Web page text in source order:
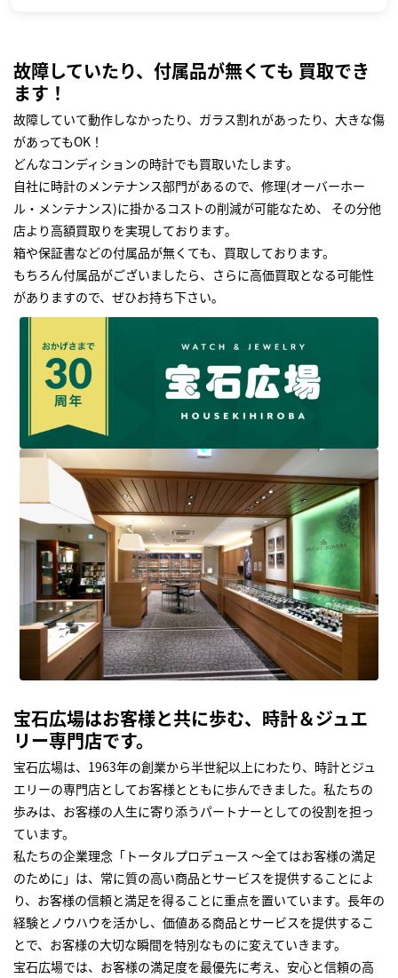
故障していたり、付属品が無くても 買取でき
ます！
故障していて動作しなかったり、ガラス割れがあったり、大きな傷
があってもOK！
どんなコンディションの時計でも買取いたします｡
自社に時計のメンテナンス部門があるので、修理(オーバーホー
ル・メンテナンス)に掛かるコストの削減が可能なため、 その分他
店より高額買取りを実現しております｡
箱や保証書などの付属品が無くても、買取しております。
もちろん付属品がございましたら、さらに高価買取となる可能性
がありますので、ぜひお持ち下さい｡
宝石広場はお客様と共に歩む、時計＆ジュエ
リー専門店です。
宝石広場は、1963年の創業から半世紀以上にわたり、時計とジュ
エリーの専門店としてお客様とともに歩んできました。私たちの
歩みは、お客様の人生に寄り添うパートナーとしての役割を担っ
ています。
私たちの企業理念「トータルプロデュース ～全てはお客様の満足
のために」は、常に質の高い商品とサービスを提供することによ
り、お客様の信頼と満足を得ることに重点を置いています。長年の
経験とノウハウを活かし、価値ある商品とサービスを提供するこ
とで、お客様の大切な瞬間を特別なものに変えていきます。
宝石広場では、お客様の満足度を最優先に考え、安心と信頼の高